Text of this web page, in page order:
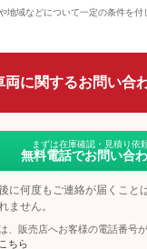
地域などについて一定の条件を付
両に関するお問い合
まずは在庫確認・見積り依
無料電話でお問い合
に何度もご連絡が届くこと
ません。
、販売店へお客様の電話番号
こちら